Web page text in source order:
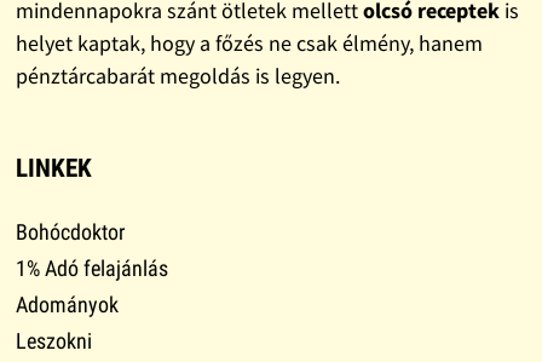
mindennapokra szánt ötletek mellettolcsó receptekis
helyet kaptak, hogy a főzés ne csak élmény, hanem
pénztárcabarát megoldás is legyen.
LINKEK
Bohócdoktor
1% Adó felajánlás
Adományok
Leszokni